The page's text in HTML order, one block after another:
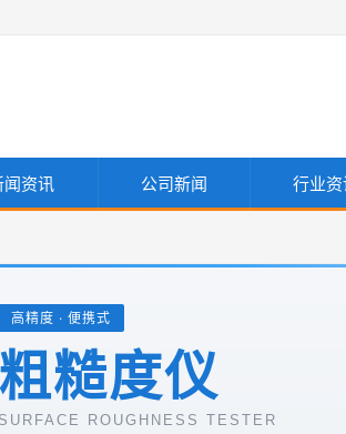
闻资讯 公司新闻 行业
高精度 · 便携式
粗糙度仪
SURFACE ROUGHNESS TESTER